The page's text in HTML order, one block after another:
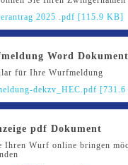
2025 .pdf [115.9 KB]
Word Dokument
für Ihre Wurfmeldung
dekzv_HEC.pdf
pdf Dokument
Ihren Wurf online bringen